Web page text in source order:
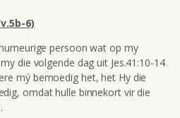
6)
persoon wat op my
die volgende dag uit Jes.41:10-14
mý bemoedig het, het Hy die
omdat hulle binnekort vir die